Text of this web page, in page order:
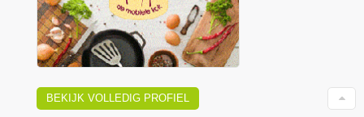
BEKIJK VOLLEDIG PROFIEL